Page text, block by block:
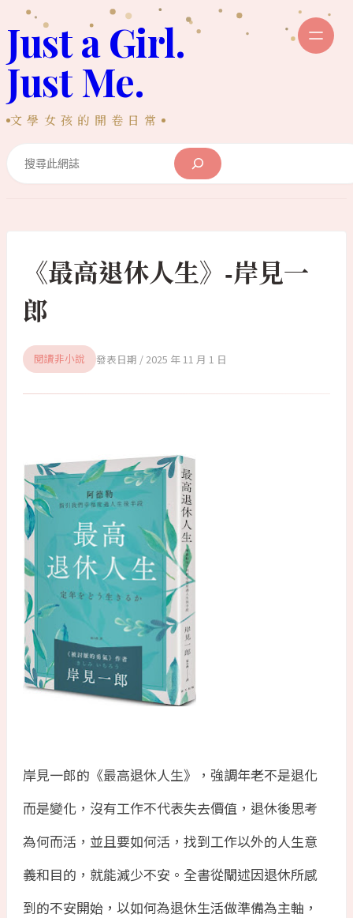
至
主
內
容
Just a Girl.
Just Me.
文學女孩的開卷日常
《最高退休人生》-岸見一
郎
閱讀非小說 2025 年 11 月 1 日
岸見一郎的《最高退休人生》，強調年老不是退化
而是變化，沒有工作不代表失去價值，退休後思考
為何而活，並且要如何活，找到工作以外的人生意
義和目的，就能減少不安。全書從闡述因退休所感
到的不安開始，以如何為退休生活做準備為主軸，